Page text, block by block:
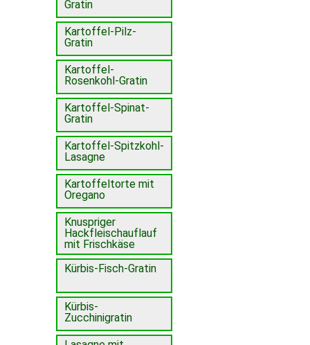
Gratin
Kartoffel-Pilz-
Gratin
Kartoffel-
Rosenkohl-Gratin
Kartoffel-Spinat-
Gratin
Kartoffel-Spitzkohl-
Lasagne
Kartoffeltorte mit
Oregano
Knuspriger
Hackfleischauflauf
mit Frischkäse
Kürbis-Fisch-Gratin
Kürbis-
Zucchinigratin